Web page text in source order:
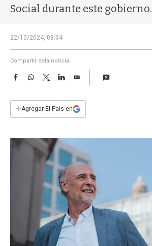
Social durante este gobierno.
22/10/2024, 08:34
Compartir esta noticia
F
e
b
k
W
s
p
T
w
t
L
n
E
i
l
+Agregar El País en